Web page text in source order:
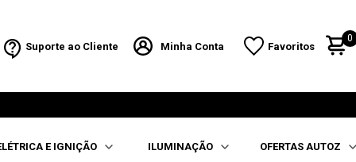
Suporte ao Cliente Minha Conta Favoritos
0
E IGNIÇÃO ILUMINAÇÃO OFERTAS AUTOZ